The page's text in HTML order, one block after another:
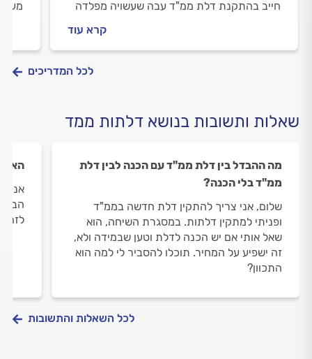
חייב בהתקנת דלת ממ"ד עבה שעשויה מפלדה
קרא עוד
לכל המדריכים
שאלות ותשובות בנושא דלתות ממד
מה ההבדל בין דלת ממ"ד עם הכנה לבין דלת
ממ"ד בלי הכנה?
שלום, אני צריך להתקין דלת חדשה בממ"ד
ופניתי למתקין דלתות. במסגרת השיחה, הוא
שאל אותי אם יש הכנה לדלת וטען שבמידה ולא,
זה ישפיע על המחיר. תוכלו להסביר לי למה הוא
התכוון?
האם
אני
לכל השאלות והתשובות